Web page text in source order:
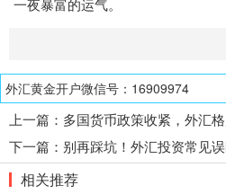
一夜暴富的运气。
外汇黄金开户微信号：16909974
上一篇： 多国货币政策收紧，外汇
下一篇： 别再踩坑！外汇投资常见
相关推荐